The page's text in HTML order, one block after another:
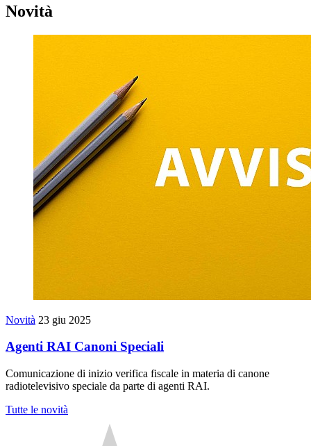
Novità
Novità 23 giu 2025
Agenti RAI Canoni Speciali
Comunicazione di inizio verifica fiscale in materia di canone
radiotelevisivo speciale da parte di agenti RAI.
Tutte le novità